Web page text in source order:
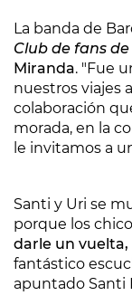
La banda de
Club de fans
Miranda. "Fue
nuestros viajes
colaboración
morada, en la
le invitamos a
Santi y Uri se
porque los
darle un vuelta,
fantástico
apuntado Santi